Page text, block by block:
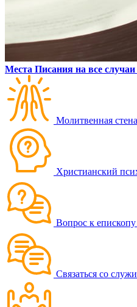
Места Писания на все
Молитвенная стена
Христианский
Вопрос к
Связаться со